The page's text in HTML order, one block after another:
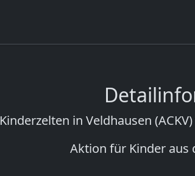
Kinderzelten in Veldhausen
Aktion für Kinder aus